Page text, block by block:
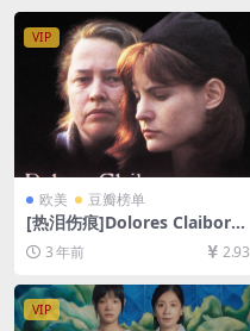
VIP
欧美 豆瓣榜单
[热泪伤痕]Dolores Claiborn
e (1995)[百度网盘+夸克网盘1
080P超清未删减资源][网盘在
线播放/下载][MP4/8.5GB][中
英字幕]
3 年前 2.93
VIP